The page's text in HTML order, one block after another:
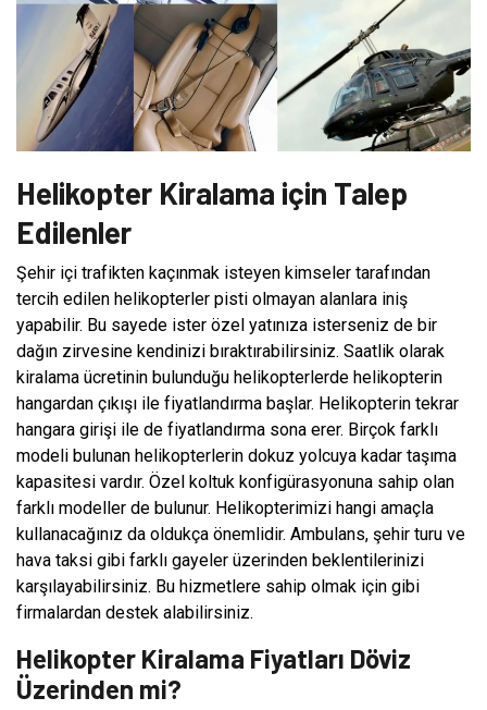
Helikopter Kiralama için Talep
Edilenler
Şehir içi trafikten kaçınmak isteyen kimseler tarafından
tercih edilen helikopterler pisti olmayan alanlara iniş
yapabilir. Bu sayede ister özel yatınıza isterseniz de bir
dağın zirvesine kendinizi bıraktırabilirsiniz. Saatlik olarak
kiralama ücretinin bulunduğu helikopterlerde helikopterin
hangardan çıkışı ile fiyatlandırma başlar. Helikopterin tekrar
hangara girişi ile de fiyatlandırma sona erer. Birçok farklı
modeli bulunan helikopterlerin dokuz yolcuya kadar taşıma
kapasitesi vardır. Özel koltuk konfigürasyonuna sahip olan
farklı modeller de bulunur. Helikopterimizi hangi amaçla
kullanacağınız da oldukça önemlidir. Ambulans, şehir turu ve
hava taksi gibi farklı gayeler üzerinden beklentilerinizi
karşılayabilirsiniz. Bu hizmetlere sahip olmak için gibi
firmalardan destek alabilirsiniz.
Helikopter Kiralama Fiyatları Döviz
Üzerinden mi?